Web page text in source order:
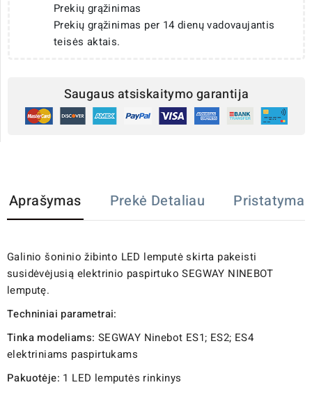
Prekių grąžinimas
Prekių grąžinimas per 14 dienų vadovaujantis
teisės aktais.
Saugaus atsiskaitymo garantija
Aprašymas Prekė Detaliau Pristatymas
Galinio šoninio žibinto LED lemputė skirta pakeisti
susidėvėjusią elektrinio paspirtuko SEGWAY NINEBOT
lemputę.
Techniniai parametrai:
Tinka modeliams: SEGWAY Ninebot ES1; ES2; ES4
elektriniams paspirtukams
Pakuotėje: 1 LED lemputės rinkinys